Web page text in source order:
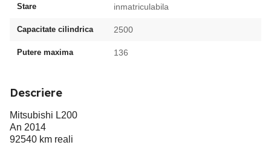
Stare inmatriculabila
Capacitate cilindrica 2500
Putere maxima 136
Descriere
Mitsubishi L200
An 2014
92540 km reali